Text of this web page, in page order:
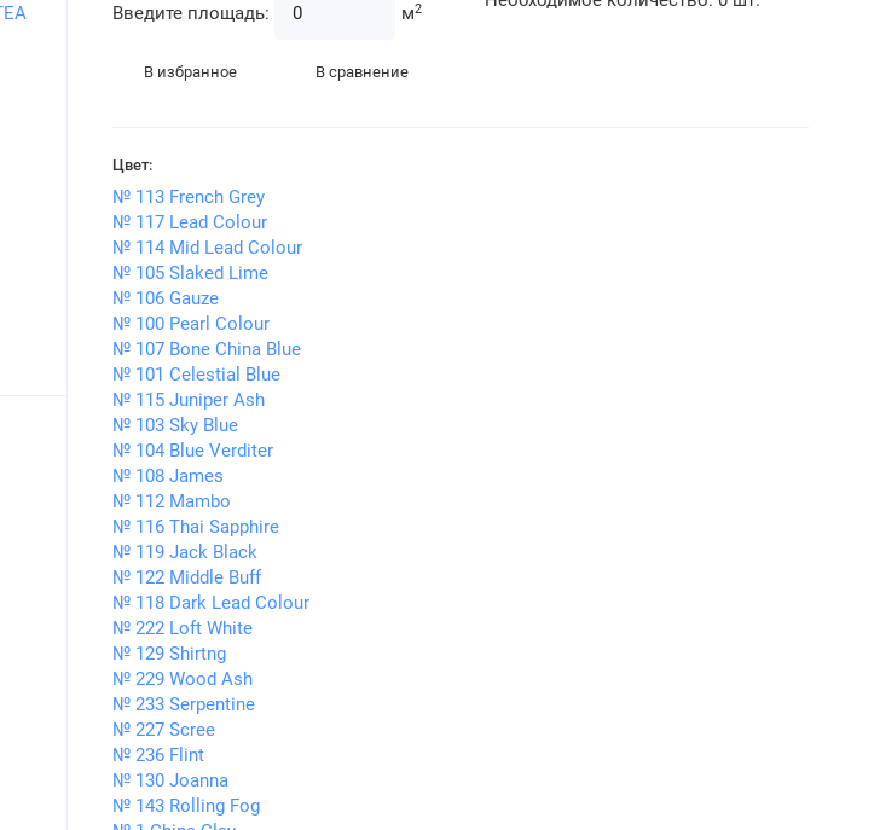
Введите площадь: м2
В избранное В сравнение
Цвет:
№ 113 French Grey
№ 117 Lead Colour
№ 114 Mid Lead Colour
№ 105 Slaked Lime
№ 106 Gauze
№ 100 Pearl Colour
№ 107 Bone China Blue
№ 101 Celestial Blue
№ 115 Juniper Ash
№ 103 Sky Blue
№ 104 Blue Verditer
№ 108 James
№ 112 Mambo
№ 116 Thai Sapphire
№ 119 Jack Black
№ 122 Middle Buff
№ 118 Dark Lead Colour
№ 222 Loft White
№ 129 Shirtng
№ 229 Wood Ash
№ 233 Serpentine
№ 227 Scree
№ 236 Flint
№ 130 Joanna
№ 143 Rolling Fog